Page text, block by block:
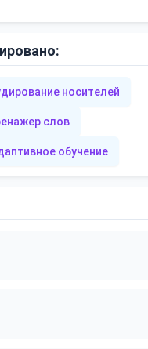
носителей
слов
обучение